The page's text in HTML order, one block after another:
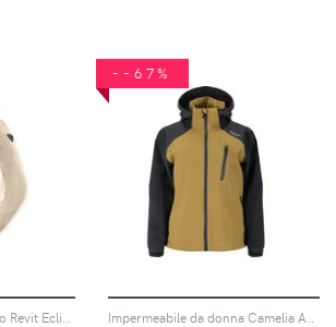
--67%